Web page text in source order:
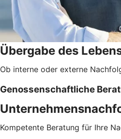
Übergabe des
Ob interne oder externe
Genossenschaftliche
Kompetente Beratung für Ihre